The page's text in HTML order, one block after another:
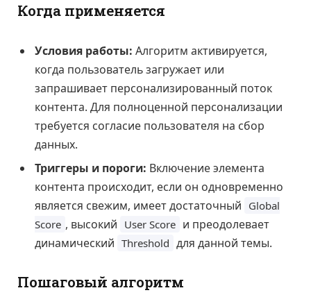
Когда применяется
Условия работы: Алгоритм активируется,
когда пользователь загружает или
запрашивает персонализированный поток
контента. Для полноценной персонализации
требуется согласие пользователя на сбор
данных.
Триггеры и пороги: Включение элемента
контента происходит, если он одновременно
является свежим, имеет достаточный Global
Score , высокий User Score и преодолевает
динамический Threshold для данной темы.
Пошаговый алгоритм